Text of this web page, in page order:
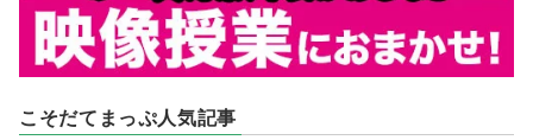
こそだてまっぷ人気記事